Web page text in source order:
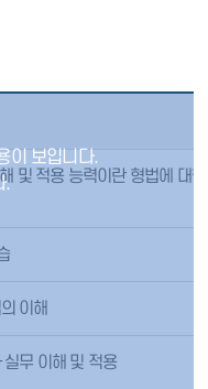
및 적용 능력이란 형법에 대
이해
무 이해 및 적용